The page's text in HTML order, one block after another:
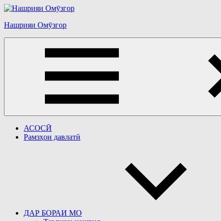
Перейти
содержимому
Нашрияи Омӯзгор
АСОСӢ
Рамзҳои давлатӣ
ДАР БОРАИ МО